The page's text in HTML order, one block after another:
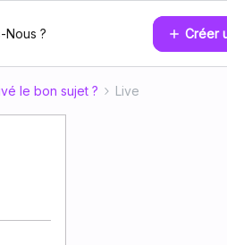
Nous ? Créer
le bon sujet ? Live